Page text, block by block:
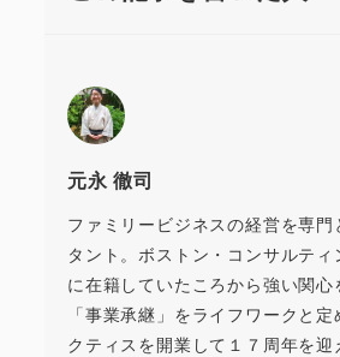
元永 徹司
ファミリービジネスの経営を専
タント。ボストン・コンサルテ
に在籍していたころから強い関心
「事業承継」をライフワークと
クティスを開業して１７周年を